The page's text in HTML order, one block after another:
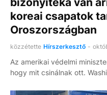
koreai csapatok
Oroszországban
közzétette Hírszerkesztő -
Az amerikai védelmi
hogy mit csinálnak ott.